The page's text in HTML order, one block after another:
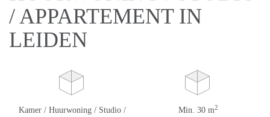
/ APPARTEMENT IN
LEIDEN
Kamer / Huurwoning / Studio /
Min. 30 m2